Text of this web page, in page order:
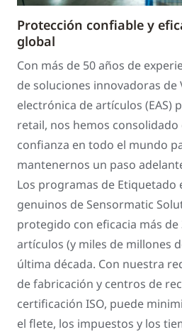
Protección confiable y
global
Con más de 50 años de
de soluciones innovadoras de
electrónica de artículos (EAS)
retail, nos hemos
confianza en todo el mundo
mantenernos un paso
Los programas de Etiquetado
genuinos de Sensormatic
protegido con eficacia más de
artículos (y miles de millones
última década. Con nuestra
de fabricación y centros de
certificación ISO, puede
el flete, los impuestos y los